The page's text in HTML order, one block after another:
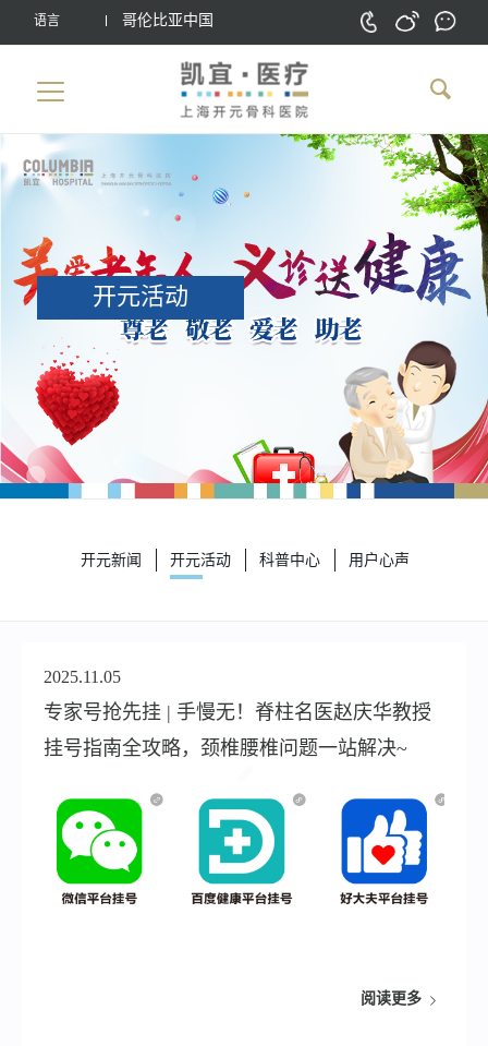
语言 哥伦比亚中国
开元活动
开元新闻 开元活动 科普中心 用户心声
2025.11.05
专家号抢先挂 | 手慢无！脊柱名医赵庆华教授
挂号指南全攻略，颈椎腰椎问题一站解决~
阅读更多